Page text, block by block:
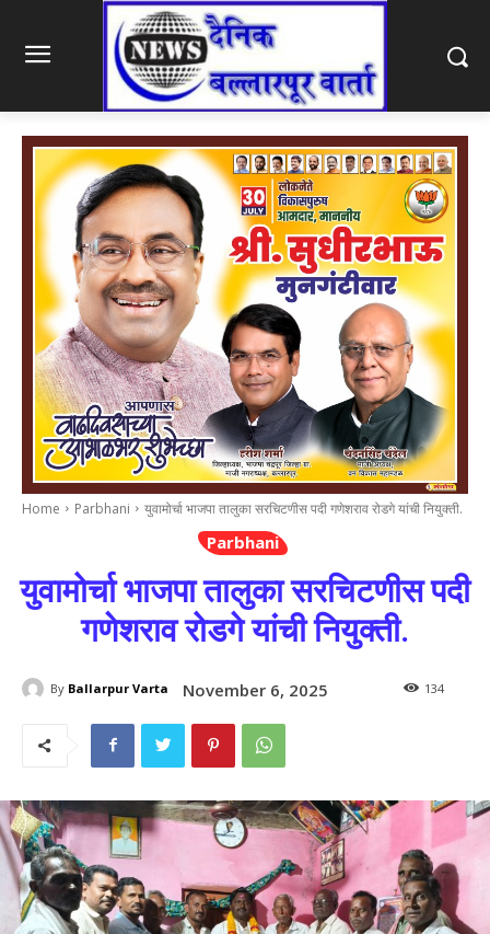
Home Parbhani युवामोर्चा भाजपा तालुका सरचिटणीस पदी गणेशराव रोडगे यांची नियुक्ती.
Parbhani
युवामोर्चा भाजपा तालुका सरचिटणीस पदी
गणेशराव रोडगे यांची नियुक्ती.
By Ballarpur Varta November 6, 2025 134